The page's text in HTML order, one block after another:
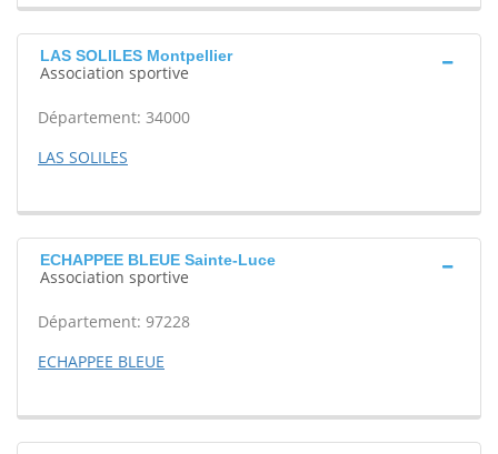
LAS SOLILES Montpellier
Association sportive
Département: 34000
LAS SOLILES
ECHAPPEE BLEUE Sainte-Luce
Association sportive
Département: 97228
ECHAPPEE BLEUE